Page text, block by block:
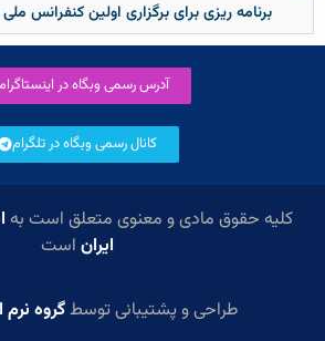
برنامه ریزی برای برگزاری اولین کنفرانس
آدرس رسمی وبگاه در
کانال رسمی وبگاه در تلگرام
کلیه حقوق مادی و معنوی متعلق است به
ایران است
طراحی و پشتیبانی توسطگروه نرم